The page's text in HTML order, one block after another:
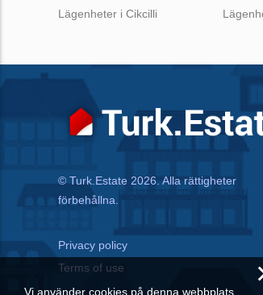
Lägenheter i Cikcilli
© Turk.Estate 2026. Alla rättigheter
förbehållna.
Privacy policy
Terms of use
Vi använder cookies på denna webbplats.